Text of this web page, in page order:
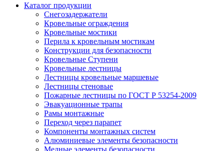
Каталог продукции
Снегозадержатели
Кровельные ограждения
Кровельные мостики
Перила к кровельным мостикам
Конструкции для безопасности
Кровельные Ступени
Кровельные лестницы
Лестницы кровельные маршевые
Лестницы стеновые
Пожарные лестницы по ГОСТ Р 53254-2009
Эвакуационные трапы
Рамы монтажные
Переход через парапет
Компоненты монтажных систем
Алюминиевые элементы безопасности
Медные элементы безопасности